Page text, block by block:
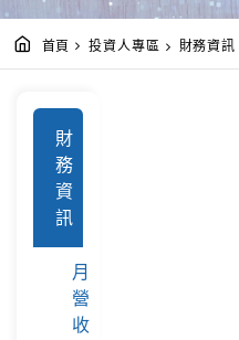
首頁 投資人專區 財務資訊
財
務
資
訊
月
營
收